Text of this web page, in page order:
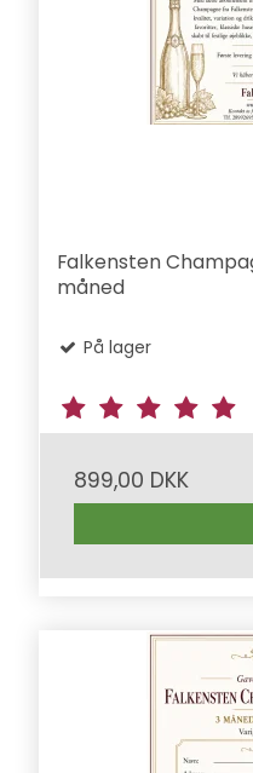
Falkensten
måned
På lager
899,00 DKK